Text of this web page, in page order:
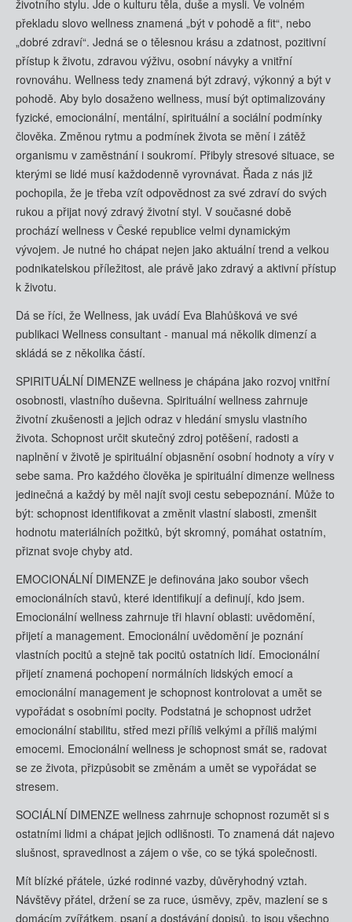
životního stylu. Jde o kulturu těla, duše a mysli. Ve volném
překladu slovo wellness znamená „být v pohodě a fit“, nebo
„dobré zdraví“. Jedná se o tělesnou krásu a zdatnost, pozitivní
přístup k životu, zdravou výživu, osobní návyky a vnitřní
rovnováhu. Wellness tedy znamená být zdravý, výkonný a být v
pohodě. Aby bylo dosaženo wellness, musí být optimalizovány
fyzické, emocionální, mentální, spirituální a sociální podmínky
člověka. Změnou rytmu a podmínek života se mění i zátěž
organismu v zaměstnání i soukromí. Přibyly stresové situace, se
kterými se lidé musí každodenně vyrovnávat. Řada z nás již
pochopila, že je třeba vzít odpovědnost za své zdraví do svých
rukou a přijat nový zdravý životní styl. V současné době
prochází wellness v České republice velmi dynamickým
vývojem. Je nutné ho chápat nejen jako aktuální trend a velkou
podnikatelskou příležitost, ale právě jako zdravý a aktivní přístup
k životu.
Dá se říci, že Wellness, jak uvádí Eva Blahůšková ve své
publikaci Wellness consultant - manual má několik dimenzí a
skládá se z několika částí.
SPIRITUÁLNÍ DIMENZE wellness je chápána jako rozvoj vnitřní
osobnosti, vlastního duševna. Spirituální wellness zahrnuje
životní zkušenosti a jejich odraz v hledání smyslu vlastního
života. Schopnost určit skutečný zdroj potěšení, radosti a
naplnění v životě je spirituální objasnění osobní hodnoty a víry v
sebe sama. Pro každého člověka je spirituální dimenze wellness
jedinečná a každý by měl najít svoji cestu sebepoznání. Může to
být: schopnost identifikovat a změnit vlastní slabosti, zmenšit
hodnotu materiálních požitků, být skromný, pomáhat ostatním,
přiznat svoje chyby atd.
EMOCIONÁLNÍ DIMENZE je definována jako soubor všech
emocionálních stavů, které identifikují a definují, kdo jsem.
Emocionální wellness zahrnuje tři hlavní oblasti: uvědomění,
přijetí a management. Emocionální uvědomění je poznání
vlastních pocitů a stejně tak pocitů ostatních lidí. Emocionální
přijetí znamená pochopení normálních lidských emocí a
emocionální management je schopnost kontrolovat a umět se
vypořádat s osobními pocity. Podstatná je schopnost udržet
emocionální stabilitu, střed mezi příliš velkými a příliš malými
emocemi. Emocionální wellness je schopnost smát se, radovat
se ze života, přizpůsobit se změnám a umět se vypořádat se
stresem.
SOCIÁLNÍ DIMENZE wellness zahrnuje schopnost rozumět si s
ostatními lidmi a chápat jejich odlišnosti. To znamená dát najevo
slušnost, spravedlnost a zájem o vše, co se týká společnosti.
Mít blízké přátele, úzké rodinné vazby, důvěryhodný vztah.
Návštěvy přátel, držení se za ruce, úsměvy, zpěv, mazlení se s
domácím zvířátkem, psaní a dostávání dopisů, to jsou všechno